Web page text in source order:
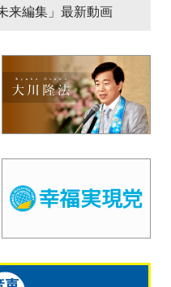
来編集」最新動画